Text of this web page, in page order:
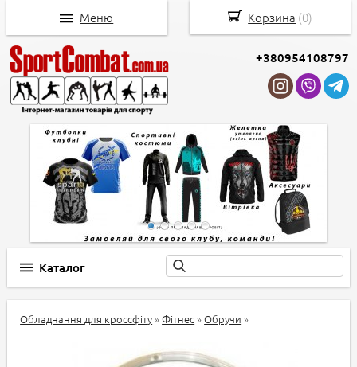
+380954108797
Каталог
Обладнання для кроссфіту»Фітнес»Обручи »
Корзина (0)
Меню